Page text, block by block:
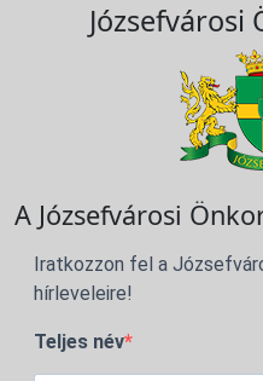
A Józsefvárosi
Iratkozzon fel a
hírleveleire!
Teljes név